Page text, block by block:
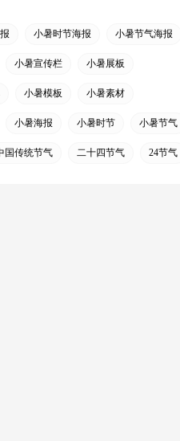
小暑时节海报 小暑节气海报
小暑宣传栏 小暑展板
小暑模板 小暑素材
小暑海报 小暑时节 小暑节气
国传统节气 二十四节气 24节气